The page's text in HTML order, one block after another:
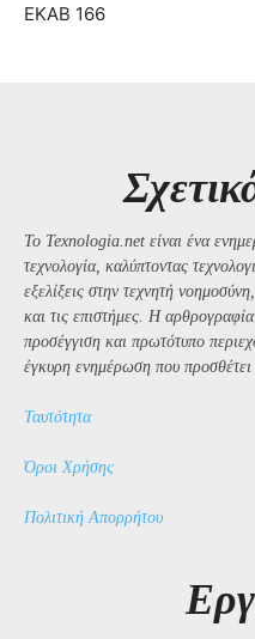
ΕΚΑΒ 166
Το Texnologia.net είναι ένα
τεχνολογία, καλύπτοντας
εξελίξεις στην τεχνητή
και τις επιστήμες. Η
προσέγγιση και πρωτότυπο
έγκυρη ενημέρωση που προσθέτει
Ταυτότητα
Όροι Χρήσης
Πολιτική Απορρήτου